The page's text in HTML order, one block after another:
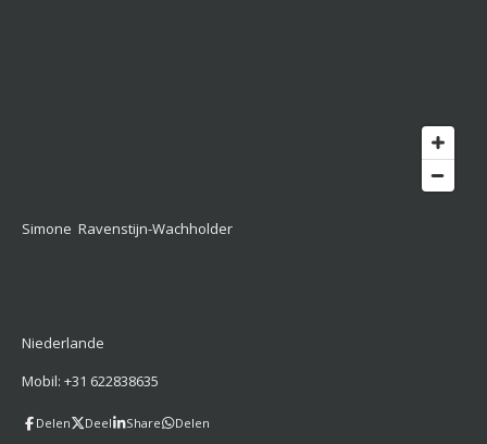
Simone Ravenstijn-Wachholder
Niederlande
Mobil: +31 622838635
Delen Deel Share Delen